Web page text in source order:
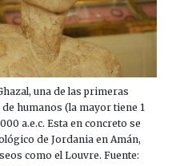
una de las primeras
humanos (la mayor tiene 1
a.e.c. Esta en concreto se
de Jordania en Amán,
como el Louvre. Fuente: